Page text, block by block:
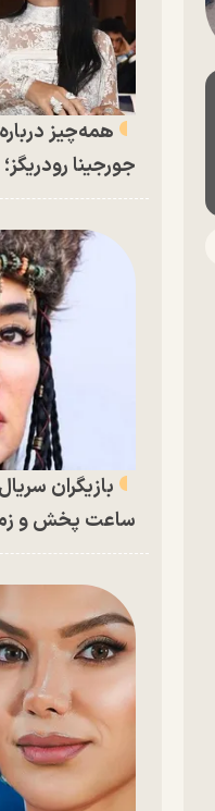
همه‌چیز
جورجینا
بازیگران
ساعت پخش و